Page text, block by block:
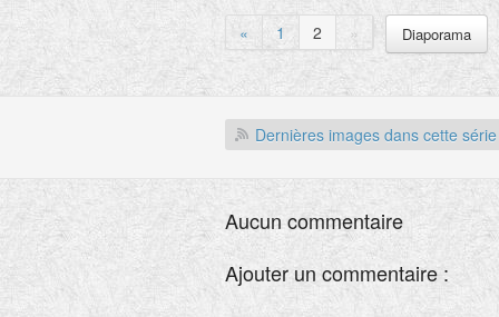
« 1 2 » Diaporama
Dernières images dans cette série
Aucun commentaire
Ajouter un commentaire :